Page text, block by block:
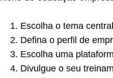
Escolha o tema
Defina o perfil de
Escolha uma
Divulgue o seu